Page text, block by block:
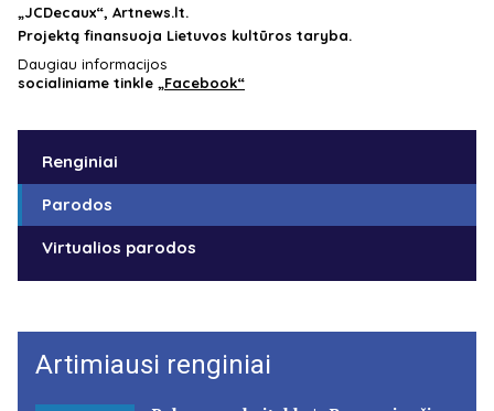
„JCDecaux“, Artnews.lt.
Projektą finansuoja Lietuvos kultūros taryba.
Daugiau informacijos
socialiniame tinkle „Facebook“
Renginiai
Parodos
Virtualios parodos
Artimiausi renginiai